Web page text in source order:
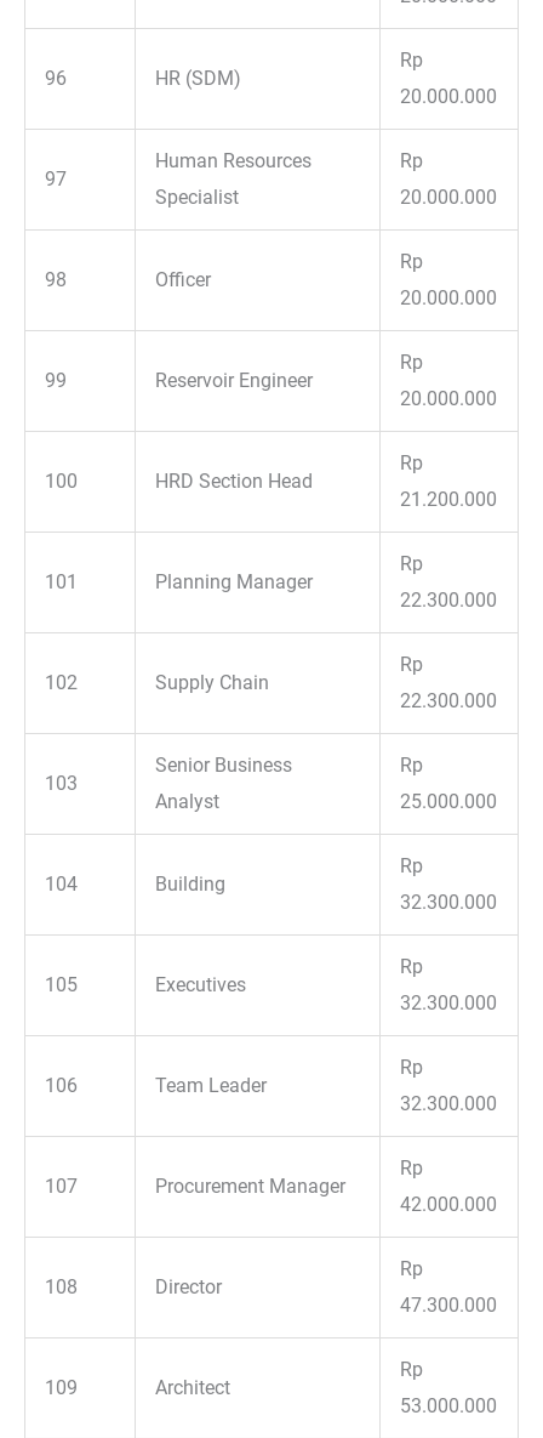
96 HR (SDM)
Rp
20.000.000
97
Human Resources
Specialist
Rp
20.000.000
98 Officer
Rp
20.000.000
99 Reservoir Engineer
Rp
20.000.000
100 HRD Section Head
Rp
21.200.000
101 Planning Manager
Rp
22.300.000
102 Supply Chain
Rp
22.300.000
103
Senior Business
Analyst
Rp
25.000.000
104 Building
Rp
32.300.000
105 Executives
Rp
32.300.000
106 Team Leader
Rp
32.300.000
107 Procurement Manager
Rp
42.000.000
108 Director
Rp
47.300.000
109 Architect
Rp
53.000.000